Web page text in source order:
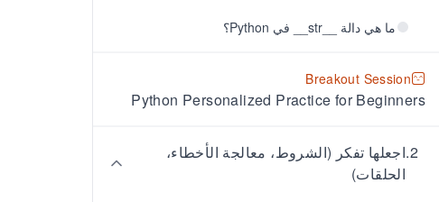
ما هي دالة __str__ في Python؟
Breakout Session
Python Personalized Practice for Beginners
2
.اجعلها تفكر (الشروط، معالجة الأخطاء،
الحلقات)